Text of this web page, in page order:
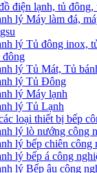
điện lạnh, tủ đông,
lý Máy làm đá,
lý Tủ đông inox,
đông
lý Tủ Mát, Tủ
lý Tủ Đông
lý Máy lạnh
lý Tủ Lạnh
loại thiết bị bếp
lý lò nướng công
lý bếp chiên công
lý bếp á công
lý Bếp âu công